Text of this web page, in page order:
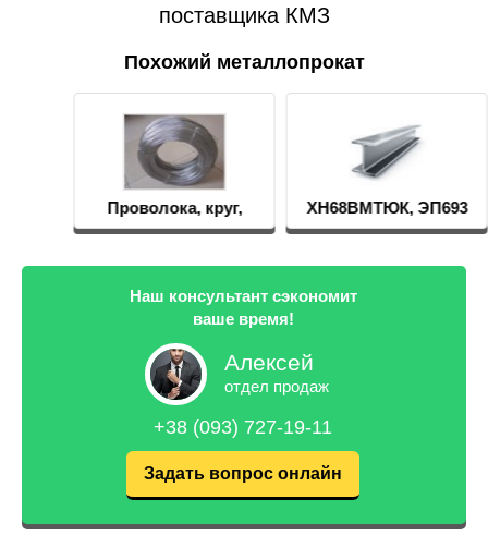
поставщика КМЗ
Похожий металлопрокат
Проволока, круг,
пруток
ХН68ВМТЮК, ЭП693
Наш консультант сэкономит
ваше время!
Алексей
отдел продаж
+38 (093) 727-19-11
Задать вопрос онлайн